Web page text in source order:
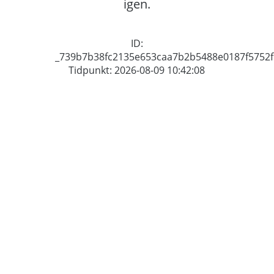
igen.
ID:
_739b7b38fc2135e653caa7b2b5488e0187f5752f
Tidpunkt: 2026-08-09 10:42:08